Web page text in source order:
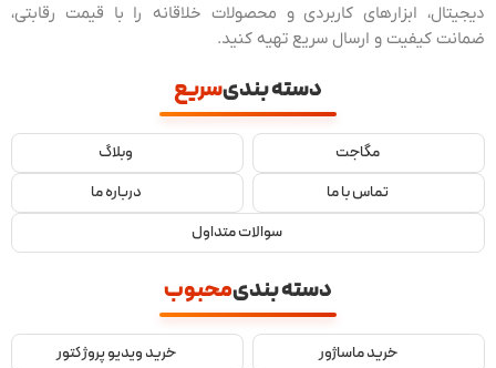
دیجیتال، ابزارهای کاربردی و محصولات خلاقانه را با قیمت رقابتی،
ضمانت کیفیت و ارسال سریع تهیه کنید.
دسته بندیسریع
مگاجت
وبلاگ
تماس با ما
درباره ما
سوالات متداول
دسته بندیمحبوب
خرید ماساژور
خرید ویدیو پروژکتور